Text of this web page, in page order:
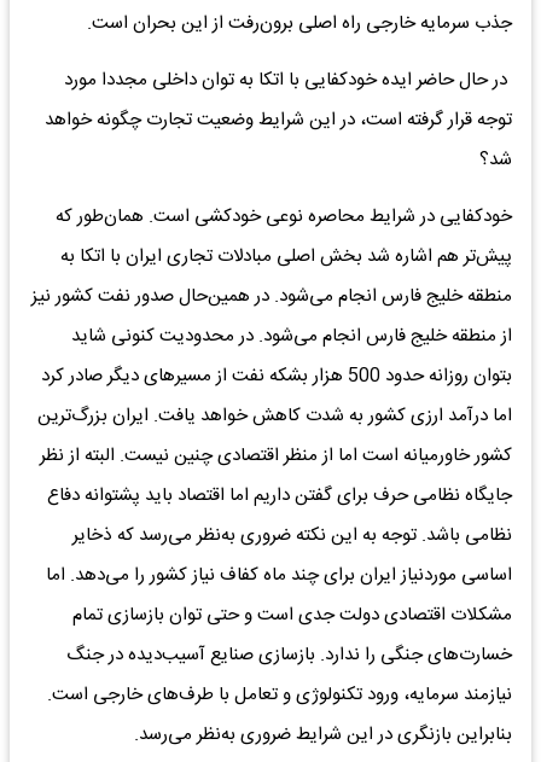
جذب سرمایه خارجی راه اصلی برون‌رفت از این بحران است.
در حال حاضر ایده خودکفایی با اتکا به توان داخلی مجددا مورد
توجه قرار گرفته است، در این شرایط وضعیت تجارت چگونه خواهد
شد؟
خودکفایی در شرایط محاصره نوعی خودکشی است. همان‌طور که
پیش‌تر هم اشاره شد بخش اصلی مبادلات تجاری ایران با اتکا به
منطقه خلیج فارس انجام می‌شود. در همین‌حال صدور نفت کشور نیز
از منطقه خلیج فارس انجام می‌شود. در محدودیت کنونی شاید
بتوان روزانه حدود 500 هزار بشکه نفت از مسیرهای دیگر صادر کرد
اما درآمد ارزی کشور به شدت کاهش خواهد یافت. ایران بزرگ‌ترین
کشور خاورمیانه است اما از منظر اقتصادی چنین نیست. البته از نظر
جایگاه نظامی حرف برای گفتن داریم اما اقتصاد باید پشتوانه دفاع
نظامی باشد. توجه به این نکته ضروری به‌نظر می‌رسد که ذخایر
اساسی موردنیاز ایران برای چند ماه کفاف نیاز کشور را می‌دهد. اما
مشکلات اقتصادی دولت جدی است و حتی توان بازسازی تمام
خسارت‌های جنگی را ندارد. بازسازی صنایع آسیب‌دیده در جنگ
نیازمند سرمایه، ورود تکنولوژی و تعامل با طرف‌های خارجی است.
بنابراین بازنگری در این شرایط ضروری به‌نظر می‌رسد.